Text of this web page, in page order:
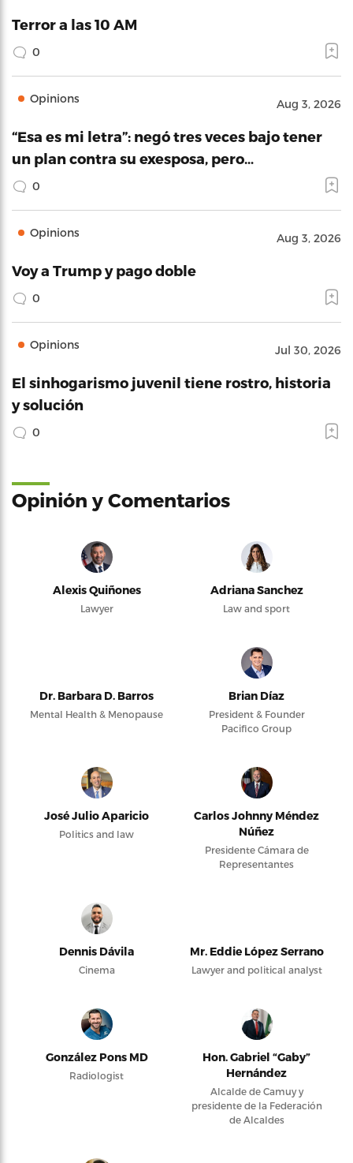
Terror a las 10 AM
0
Opinions Aug 3, 2026
“Esa es mi letra”: negó tres veces bajo tener
un plan contra su exesposa, pero…
0
Opinions Aug 3, 2026
Voy a Trump y pago doble
0
Opinions Jul 30, 2026
El sinhogarismo juvenil tiene rostro, historia
y solución
0
Opinión y Comentarios
Alexis Quiñones
Lawyer
Adriana Sanchez
Law and sport
Dr. Barbara D. Barros
Mental Health & Menopause
Brian Díaz
President & Founder
Pacifico Group
José Julio Aparicio
Politics and law
Carlos Johnny Méndez
Núñez
Presidente Cámara de
Representantes
Dennis Dávila
Cinema
Mr. Eddie López Serrano
Lawyer and political analyst
González Pons MD
Radiologist
Hon. Gabriel “Gaby”
Hernández
Alcalde de Camuy y
presidente de la Federación
de Alcaldes